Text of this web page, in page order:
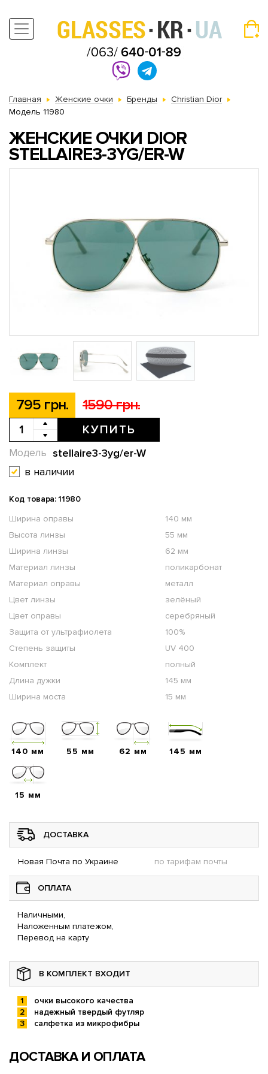
Главная Женские очки Бренды
Christian Dior
Модель 11980
ЖЕНСКИЕ ОЧКИ DIOR
STELLAIRE3-3YG/ER-W
795 грн. 1590 грн.
КУПИТЬ
stellaire3-3yg/er-W
Модель
в наличии
Код товара: 11980
Ширина оправы
140 мм
Высота линзы
55 мм
Ширина линзы
62 мм
Материал линзы
поликарбонат
Материал оправы
металл
Цвет линзы
зелёный
Цвет оправы
серебряный
Защита от ультрафиолета
100%
Степень защиты
UV 400
Комплект
полный
Длина дужки
145 мм
Ширина моста
15 мм
140 мм 55 мм 62 мм 145 мм
15 мм
ДОСТАВКА
Новая Почта по Украине по тарифам почты
ОПЛАТА
Наличными,
Наложенным платежом,
Перевод на карту
В КОМПЛЕКТ ВХОДИТ
очки высокого качества
надежный твердый футляр
салфетка из микрофибры
ДОСТАВКА И ОПЛАТА